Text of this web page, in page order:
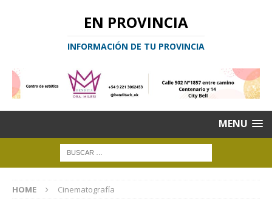
EN PROVINCIA
INFORMACIÓN DE TU PROVINCIA
MENU
HOME Cinematografía